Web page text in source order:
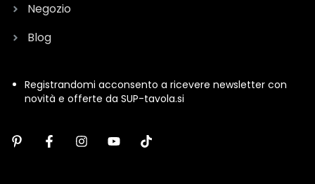
Negozio
Blog
Registrandomi acconsento a ricevere newsletter con
novità e offerte da SUP-tavola.si